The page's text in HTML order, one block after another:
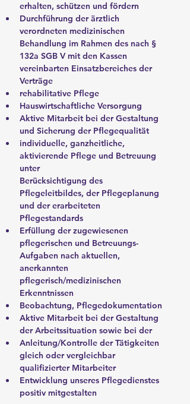
erhalten, schützen und fördern
Durchführung der ärztlich
verordneten medizinischen
Behandlung im Rahmen des nach §
132a SGB V mit den Kassen
vereinbarten Einsatzbereiches der
Verträge
rehabilitative Pflege
Hauswirtschaftliche Versorgung
Aktive Mitarbeit bei der Gestaltung
und Sicherung der Pflegequalität
individuelle, ganzheitliche,
aktivierende Pflege und Betreuung
unter
Berücksichtigung des
Pflegeleitbildes, der Pflegeplanung
und der erarbeiteten
Pflegestandards
Erfüllung der zugewiesenen
pflegerischen und Betreuungs-
Aufgaben nach aktuellen,
anerkannten
pflegerisch/medizinischen
Erkenntnissen
Beobachtung, Pflegedokumentation
Aktive Mitarbeit bei der Gestaltung
der Arbeitssituation sowie bei der
Anleitung/Kontrolle der Tätigkeiten
gleich oder vergleichbar
qualifizierter Mitarbeiter
Entwicklung unseres Pflegedienstes
positiv mitgestalten